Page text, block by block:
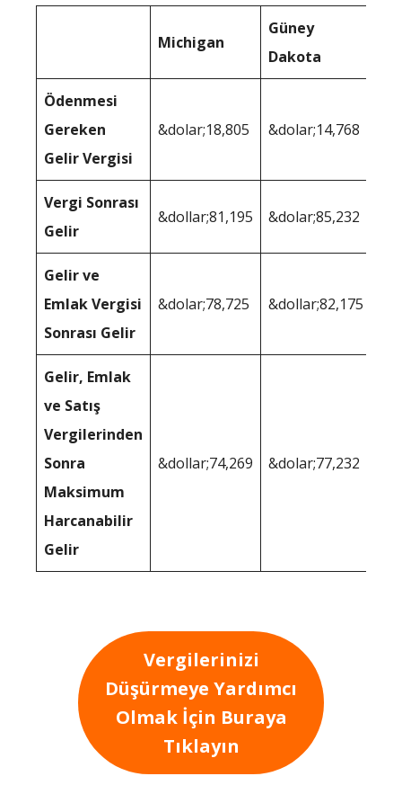
Michigan
Güney
Dakota
Ödenmesi
Gereken
Gelir Vergisi
&dolar;18,805 &dolar;14,768
Vergi Sonrası
Gelir
&dollar;81,195 &dolar;85,232
Gelir ve
Emlak Vergisi
Sonrası Gelir
&dolar;78,725 &dollar;82,175
Gelir, Emlak
ve Satış
Vergilerinden
Sonra
Maksimum
Harcanabilir
Gelir
&dollar;74,269 &dolar;77,232
Vergilerinizi
Düşürmeye Yardımcı
Olmak İçin Buraya
Tıklayın